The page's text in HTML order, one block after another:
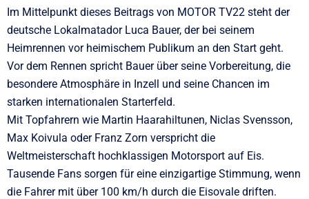
Im Mittelpunkt dieses Beitrags von MOTOR TV22 steht der
deutsche Lokalmatador Luca Bauer, der bei seinem
Heimrennen vor heimischem Publikum an den Start geht.
Vor dem Rennen spricht Bauer über seine Vorbereitung, die
besondere Atmosphäre in Inzell und seine Chancen im
starken internationalen Starterfeld.
Mit Topfahrern wie Martin Haarahiltunen, Niclas Svensson,
Max Koivula oder Franz Zorn verspricht die
Weltmeisterschaft hochklassigen Motorsport auf Eis.
Tausende Fans sorgen für eine einzigartige Stimmung, wenn
die Fahrer mit über 100 km/h durch die Eisovale driften.